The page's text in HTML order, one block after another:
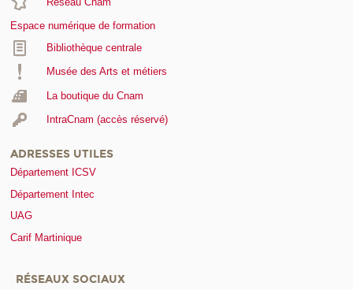
Espace numérique de formation
Bibliothèque centrale
Musée des Arts et métiers
La boutique du Cnam
IntraCnam (accès réservé)
ADRESSES UTILES
Département ICSV
Département Intec
UAG
Carif Martinique
RÉSEAUX SOCIAUX